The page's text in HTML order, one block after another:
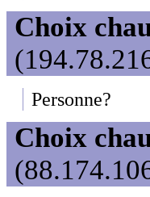
Choix
Personne?
Choix